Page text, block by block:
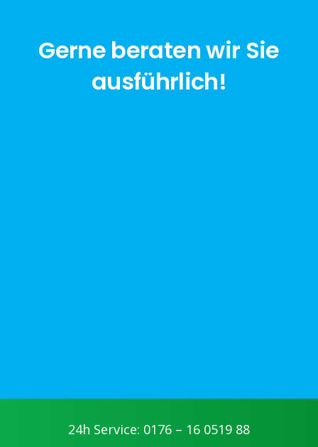
Gerne beraten wir Sie
ausführlich!
24h Service: 0176 – 16 0519 88